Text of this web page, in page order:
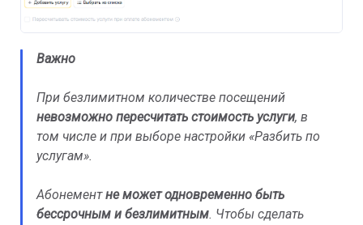
Важно
При безлимитном количестве посещений
невозможно пересчитать стоимость услуги, в
том числе и при выборе настройки «Разбить по
услугам».
Абонементне может одновременно быть
бессрочным и безлимитным. Чтобы сделать